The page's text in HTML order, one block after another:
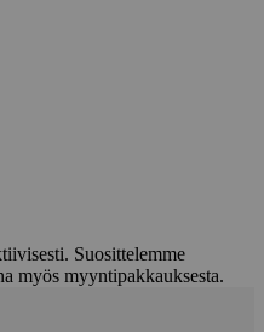
Suosittelemme
myös myyntipakkauksesta.